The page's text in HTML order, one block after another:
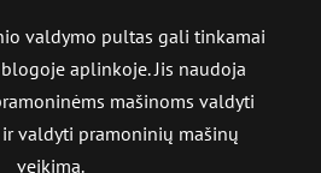
valdymo pultas gali tinkamai
aplinkoje. Jis naudoja
mašinoms valdyti
valdyti pramoninių mašinų
veikimą.